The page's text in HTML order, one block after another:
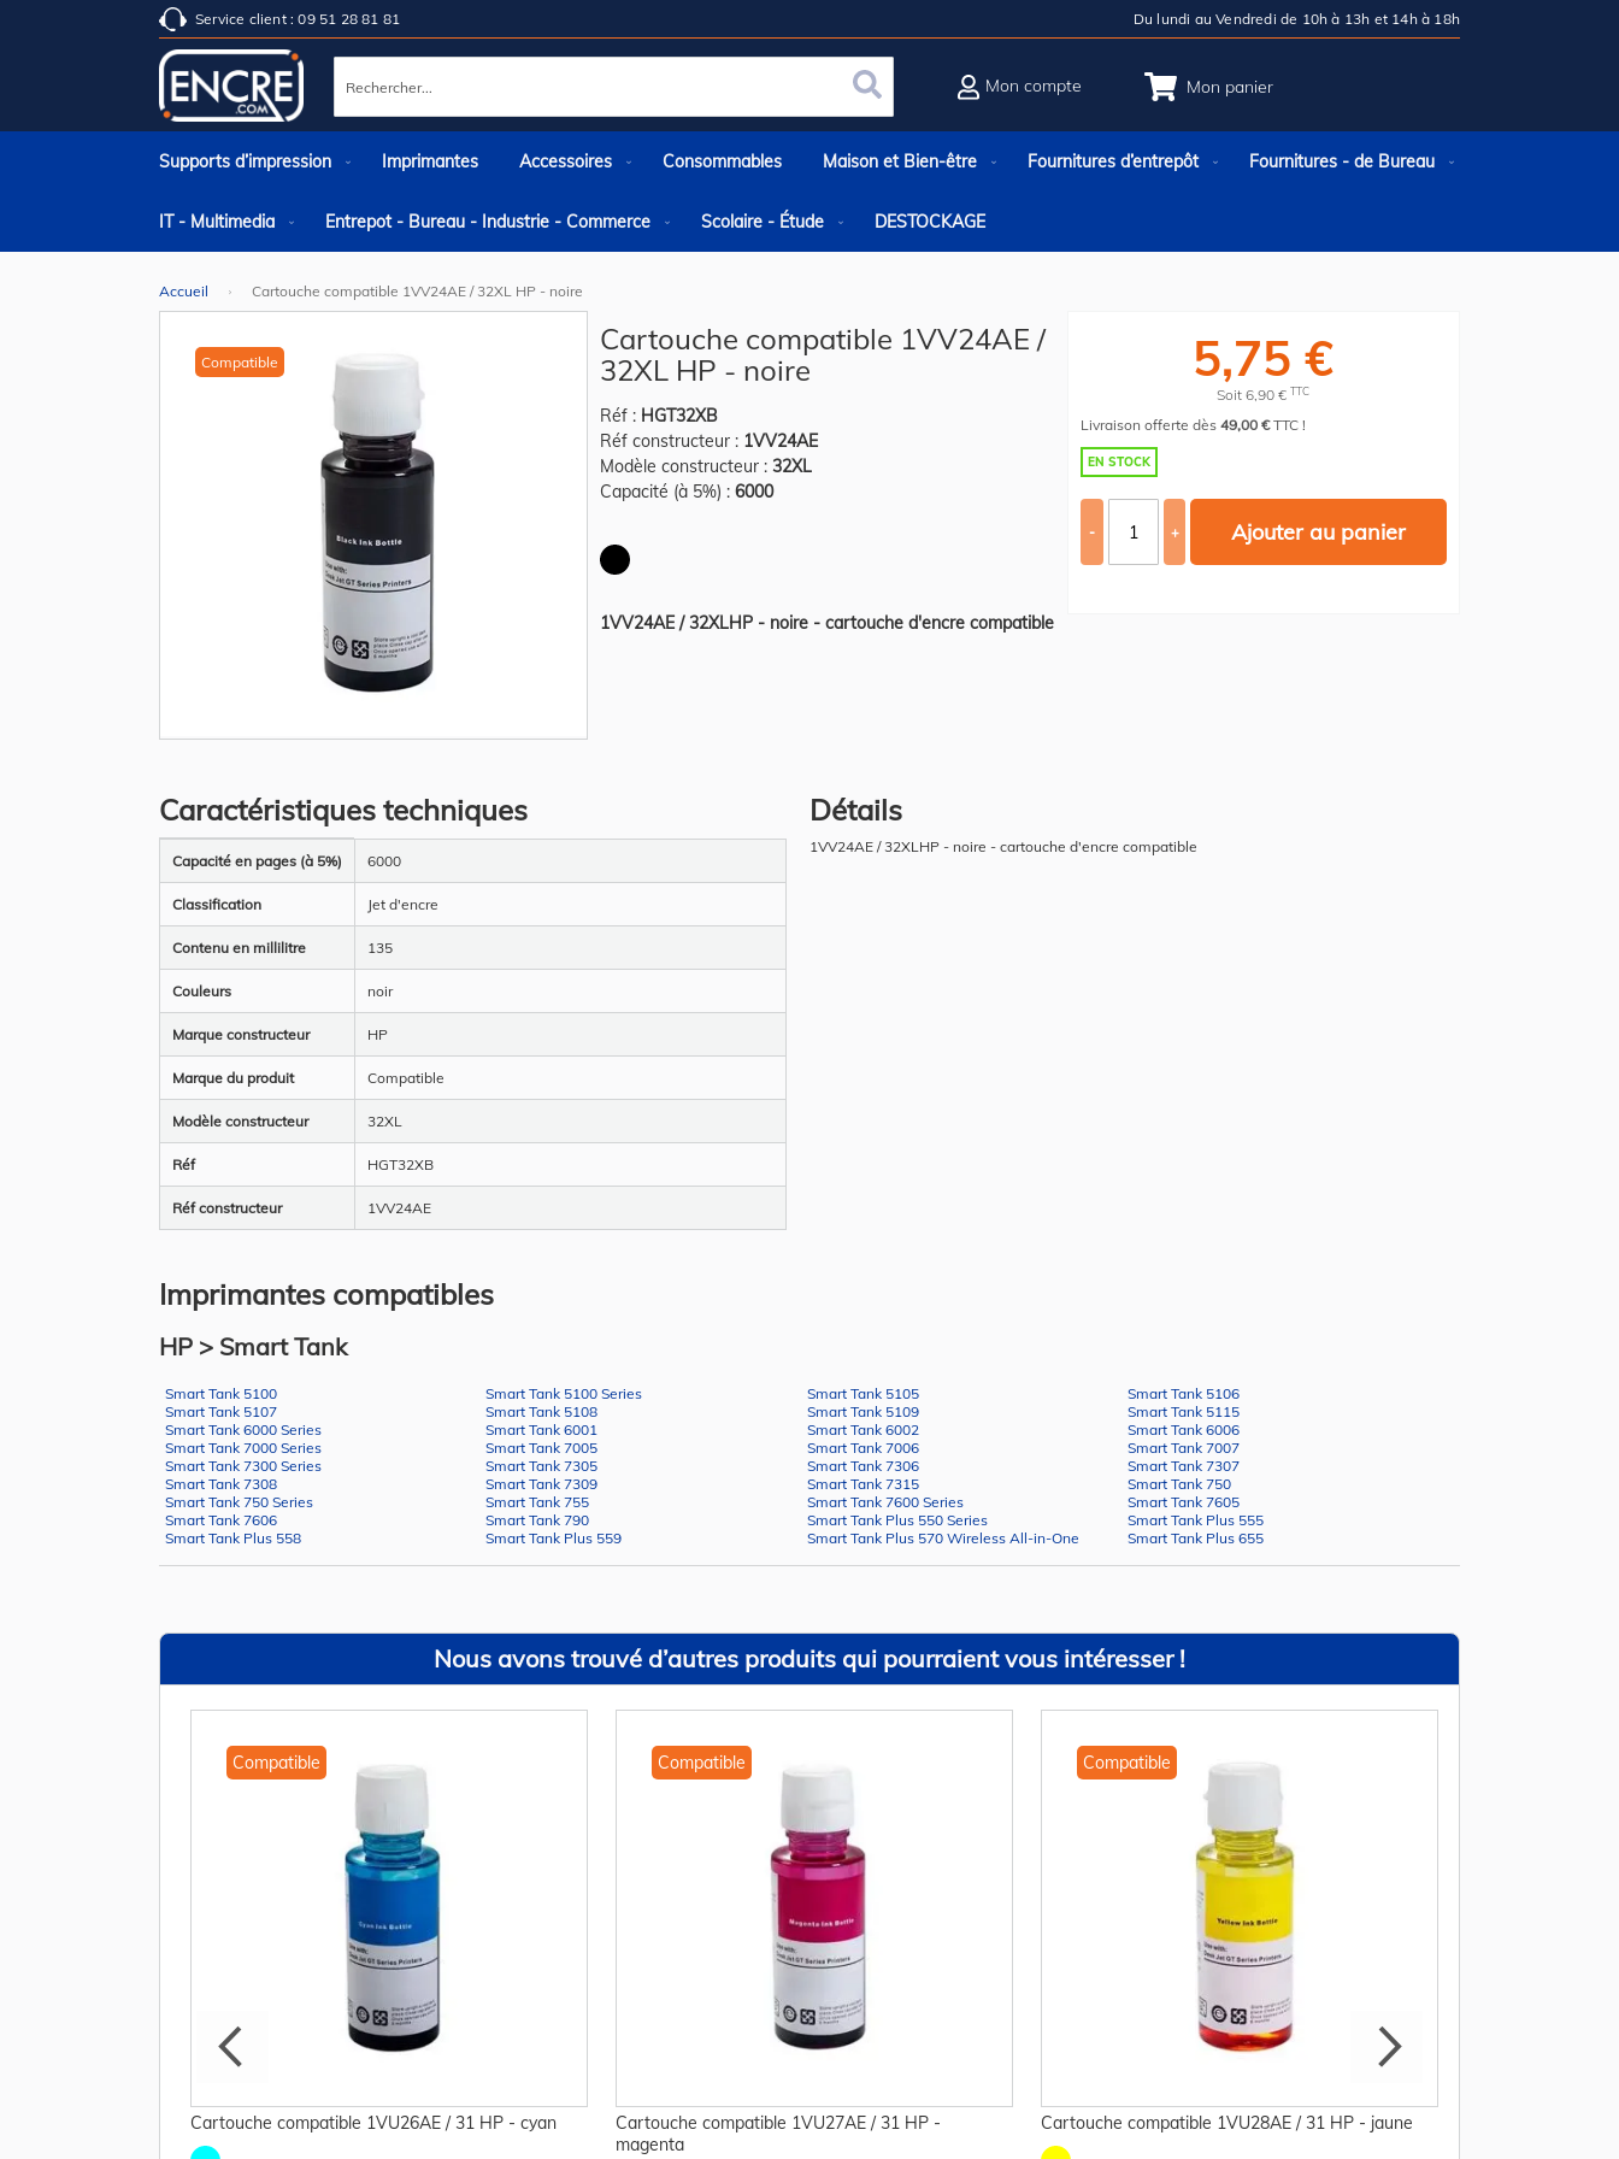
Service client : 09 51 28 81 81 Du lundi au Vendredi de 10h à 13h et 14h à 18h
Mon panier
Rechercher Rechercher
Mon compte
Supports d’impression Imprimantes Accessoires Consommables Maison et Bien-être Fournitures d’entrepôt Fournitures - de Bureau
IT - Multimedia Entrepot - Bureau - Industrie - Commerce Scolaire - Étude DESTOCKAGE
Accueil
Cartouche compatible 1VV24AE / 32XL HP - noire
beginning
of
the
images
gallery
Compatible
Cartouche compatible 1VV24AE /
32XL HP - noire
Réf : HGT32XB
Réf constructeur : 1VV24AE
Modèle constructeur : 32XL
Capacité (à 5%) : 6000
1VV24AE / 32XLHP - noire - cartouche d'encre compatible
5,75 €
Soit 6,90 € TTC
Livraison offerte dès49,00 €TTC !
EN STOCK
- + Ajouter au panier
Caractéristiques techniques
d’information
Capacité en pages (à 5%) 6000
Classification Jet d'encre
Contenu en millilitre 135
Couleurs noir
Marque constructeur HP
Marque du produit Compatible
Modèle constructeur 32XL
Réf HGT32XB
Réf constructeur 1VV24AE
Détails
1VV24AE / 32XLHP - noire - cartouche d'encre compatible
Imprimantes compatibles
HP > Smart Tank
Smart Tank 5100 Smart Tank 5100 Series Smart Tank 5105
Smart Tank 5106
Smart Tank 5107
Smart Tank 5108 Smart Tank 5109
Smart Tank 5115
Smart Tank 6000 Series
Smart Tank 6001 Smart Tank 6002
Smart Tank 6006
Smart Tank 7000 Series
Smart Tank 7005 Smart Tank 7006
Smart Tank 7007
Smart Tank 7300 Series
Smart Tank 7305 Smart Tank 7306
Smart Tank 7307
Smart Tank 7308
Smart Tank 7309 Smart Tank 7315
Smart Tank 750
Smart Tank 750 Series
Smart Tank 755 Smart Tank 7600 Series
Smart Tank 7605
Smart Tank 7606
Smart Tank 790 Smart Tank Plus 550 Series
Smart Tank Plus 555
Smart Tank Plus 558
Smart Tank Plus 559 Smart Tank Plus 570 Wireless All-in-One Smart Tank Plus 655
Nous avons trouvé d’autres produits qui pourraient vous intéresser !
Compatible
Cartouche compatible 1VU26AE / 31 HP - cyan
Compatible
Cartouche compatible 1VU27AE / 31 HP -
magenta
Compatible
Cartouche compatible 1VU28AE / 31 HP - jaune